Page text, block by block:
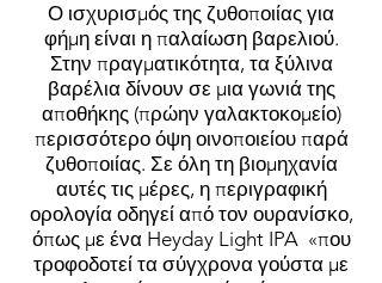
Ο ισχυρισμός της ζυθοποιίας για
φήμη είναι η παλαίωση βαρελιού.
Στην πραγματικότητα, τα ξύλινα
βαρέλια δίνουν σε μια γωνιά της
αποθήκης (πρώην γαλακτοκομείο)
περισσότερο όψη οινοποιείου παρά
ζυθοποιίας. Σε όλη τη βιομηχανία
αυτές τις μέρες, η περιγραφική
ορολογία οδηγεί από τον ουρανίσκο,
όπως με ένα Heyday Light IPA «που
τροφοδοτεί τα σύγχρονα γούστα με